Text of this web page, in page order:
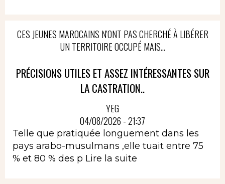
CES JEUNES MAROCAINS N'ONT PAS CHERCHÉ À LIBÉRER
UN TERRITOIRE OCCUPÉ MAIS...
PRÉCISIONS UTILES ET ASSEZ INTÉRESSANTES SUR
LA CASTRATION..
YEG
04/08/2026 - 21:37
Telle que pratiquée longuement dans les
pays arabo-musulmans ,elle tuait entre 75
% et 80 % des p Lire la suite